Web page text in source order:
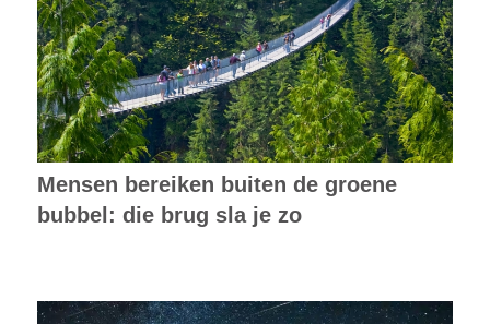
Mensen bereiken buiten de groene
bubbel: die brug sla je zo